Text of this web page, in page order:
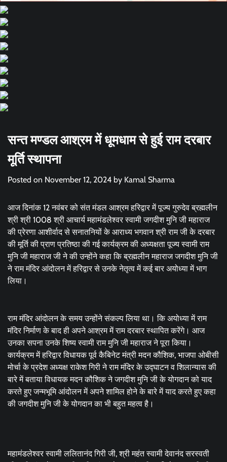
सन्त मण्डल आश्रम में धूमधाम से हुई राम दरबार
मूर्ति स्थापना
Posted on November 12, 2024 by Kamal Sharma
आज दिनांक 12 नवंबर को संत मंडल आश्रम हरिद्वार में पूज्य गुरुदेव ब्रह्मलीन
श्री श्री 1008 श्री आचार्य महामंडलेश्वर स्वामी जगदीश मुनि जी महाराज
की प्रेरणा आशीर्वाद से सनातनियों के आराध्य भगवान श्री राम जी के दरबार
की मूर्ति की प्राण प्रतिष्ठा की गई कार्यक्रम की अध्यक्षता पूज्य स्वामी राम
मुनि जी महाराज जी ने की उन्होंने कहा कि ब्रह्मलीन महाराज जगदीश मुनि जी
ने राम मंदिर आंदोलन में हरिद्वार से उनके नेतृत्व में कई बार अयोध्या में भाग
लिया।
राम मंदिर आंदोलन के समय उन्होंने संकल्प लिया था। कि अयोध्या में राम
मंदिर निर्माण के बाद ही अपने आश्रम में राम दरबार स्थापित करेंगे। आज
उनका सपना उनके शिष्य स्वामी राम मुनि जी महाराज ने पूरा किया।
कार्यक्रम में हरिद्वार विधायक पूर्व कैबिनेट मंत्री मदन कौशिक, भाजपा ओबीसी
मोर्चा के प्रदेश अध्यक्ष राकेश गिरी ने राम मंदिर के उद्घाटन व शिलान्यास की
बारे में बताया विधायक मदन कौशिक ने जगदीश मुनि जी के योगदान को याद
करते हुए जन्मभूमि आंदोलन में अपने शामिल होने के बारे में याद करते हुए कहा
की जगदीश मुनि जी के योगदान का भी बहुत महत्व है।
महामंडलेश्वर स्वामी ललितानंद गिरी जी, श्री महंत स्वामी देवानंद सरस्वती